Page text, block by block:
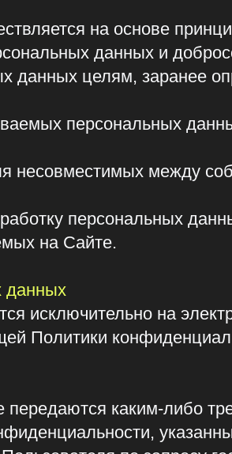
между собой
персональных данных
Сайте.
на электронных
конфиденциальности.
каким-либо третьим
по запросу
при желании самого
без объяснения причин